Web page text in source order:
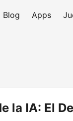
Blog Apps
la IA: El